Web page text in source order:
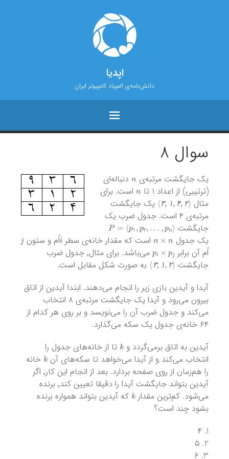
اپدیا
دانش‌نامه‌ی المپیاد کامپیوتر ایران
سوال ۸
یک جایگشت مرتبه‌ی
دنباله‌ای
(ترتیبی) از اعداد ۱ تا
n است. برای
مثال
۳ ۱ ۴ ۲
⟨ ۳,۱,۴,۲ ⟩ یک جایگشت
مرتبه‌ی ۴ است. جدول ضرب یک
جایگشت
P= ⟨p1,p 2,…,pn ⟩
یک جدول
n×n است که مقدار خانه‌ی سطر iاُم و ستون
اُم آن برابر
pi ×p
می‌باشد. برای مثال٬‌ جدول ضرب
جایگشت
۳ ۱ ۲
⟨ ۳, ۱,۲ ⟩ به صورت شکل مقابل است.
آیدا و آیدین بازی زیر را انجام می‌دهند. ابتدا آیدین از اتاق
بیرون می‌رود و آیدا یک جایگشت مرتبه‌ی ۸ انتخاب
می‌کند و جدول ضرب آن را می‌نویسد و بر روی هر کدام از
۶۴ خانه‌ی جدول یک سکه می‌گذارد.
آیدین به اتاق برمی‌گردد و k تا از خانه‌های جدول را
انتخاب می‌کند و از آیدا می‌خواهد تا سکه‌های آن k خانه
را هم‌زمان از روی صفحه بردارد. بعد از انجام این کار٬ اگر
آیدین بتواند جایگشت آیدا را دقیقا تعیین کند٬‌ برنده
می‌شود. کم‌ترین مقدار k که آیدین بتواند همواره برنده
بشود چند است؟
۴
۵
۶